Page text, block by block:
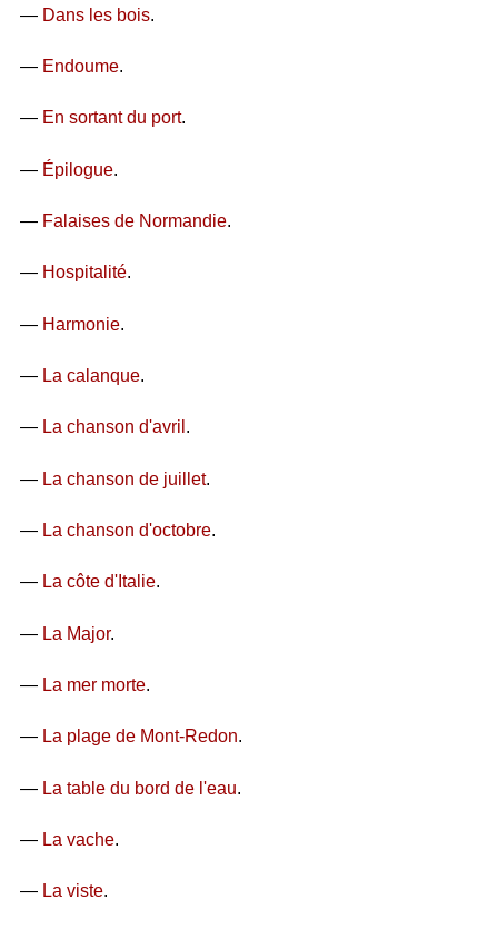
— Dans les bois.
— Endoume.
— En sortant du port.
— Épilogue.
— Falaises de Normandie.
— Hospitalité.
— Harmonie.
— La calanque.
— La chanson d'avril .
— La chanson de juillet.
— La chanson d'octobre.
— La côte d'Italie.
— La Major.
— La mer morte.
— La plage de Mont-Redon.
— La table du bord de l'eau.
— La vache.
— La viste.